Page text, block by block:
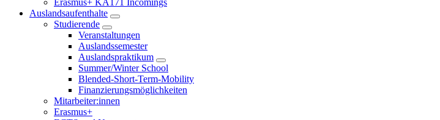
Erasmus+ KA171 Incomings
Auslandsaufenthalte
Studierende
Veranstaltungen
Auslandssemester
Auslandspraktikum
Summer/Winter School
Blended-Short-Term-Mobility
Finanzierungsmöglichkeiten
Mitarbeiter:innen
Erasmus+